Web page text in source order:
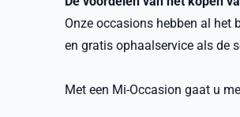
Onze occasions hebben al het
en gratis ophaalservice als de
Met een Mi-Occasion gaat u